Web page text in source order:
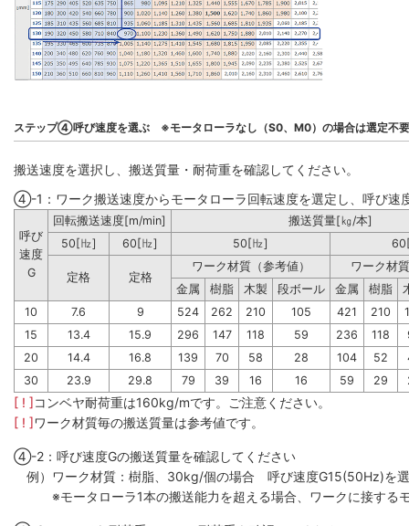
ステップ④呼び速度を選ぶ ※モータローラなし（S0、M0）の場合は選定不
搬送速度を選択し、搬送質量・耐荷重を確認してください。
④-1：ワーク搬送速度からモータローラ回転速度を選定し、呼び速
呼び
速度
G
回転搬送速度[m/min]
搬送質量[㎏/本]
50[㎐]
60[㎐] 50[㎐]
定格 定格
ワーク材質（参考値）
ワーク材
金属
樹脂 木製 段ボール 金属 樹脂
10
7.6 9 524 262 210 105 421 210
15
13.4 15.9 296 147 118 59 236 118
20
14.4 16.8 139 70 58 28 104 52
30
23.9 29.8 79 39 16 16 59 29
[ ! ]コンベヤ耐荷重は160kg/mです。ご注意ください。
[ ! ]ワーク材質毎の搬送質量は参考値です。
④-2：呼び速度Gの搬送質量を確認してください
例）ワーク材質：樹脂、30kg/個の場合 呼び速度G15(50Hz)を
※モータローラ1本の搬送能力を超える場合、ワークに接するモ